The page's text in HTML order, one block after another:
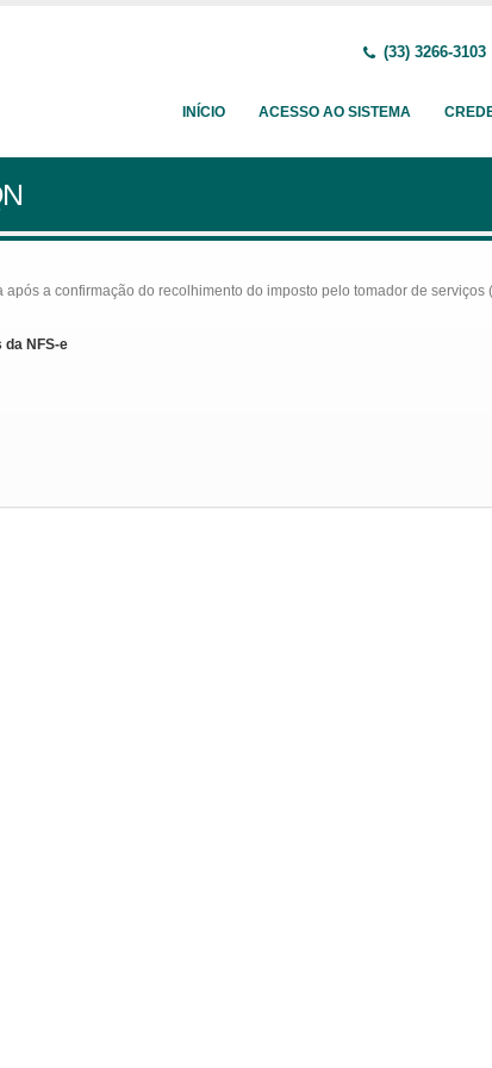
(33) 3266-3103
INÍCIO ACESSO AO SISTEMA
a confirmação do recolhimento do imposto pelo tomador de serviços
da NFS-e